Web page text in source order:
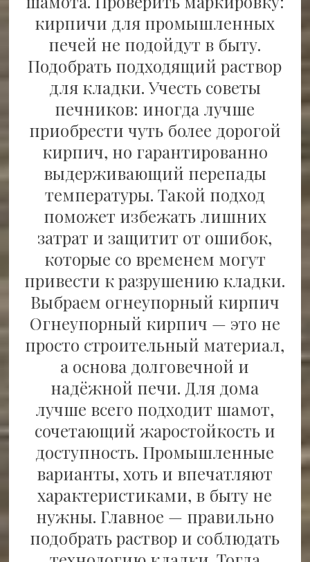
кирпичи для промышленных
печей не подойдут в быту.
Подобрать подходящий раствор
для кладки. Учесть советы
печников: иногда лучше
приобрести чуть более дорогой
кирпич, но гарантированно
выдерживающий перепады
температуры. Такой подход
поможет избежать лишних
затрат и защитит от ошибок,
которые со временем могут
привести к разрушению кладки.
Выбраем огнеупорный кирпич
Огнеупорный кирпич — это не
просто строительный материал,
а основа долговечной и
надёжной печи. Для дома
лучше всего подходит шамот,
сочетающий жаростойкость и
доступность. Промышленные
варианты, хоть и впечатляют
характеристиками, в быту не
нужны. Главное — правильно
подобрать раствор и соблюдать